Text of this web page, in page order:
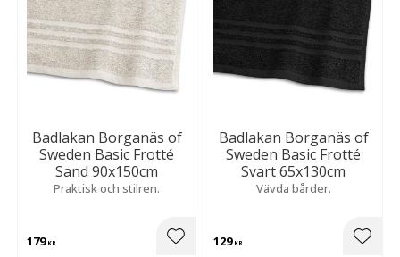
Badlakan Borganäs of
Sweden Basic Frotté
Sand 90x150cm
Praktisk och stilren.
179KR Lägg till i favoriter
Badlakan Borganäs of
Sweden Basic Frotté
Svart 65x130cm
Vävda bårder.
129KR